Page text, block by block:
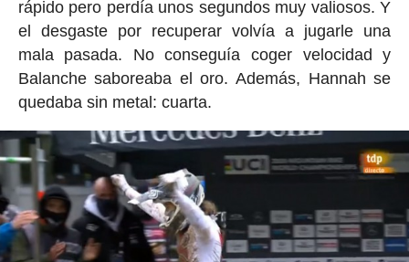
rápido pero perdía unos segundos muy valiosos. Y
el desgaste por recuperar volvía a jugarle una
mala pasada. No conseguía coger velocidad y
Balanche saboreaba el oro. Además, Hannah se
quedaba sin metal: cuarta.